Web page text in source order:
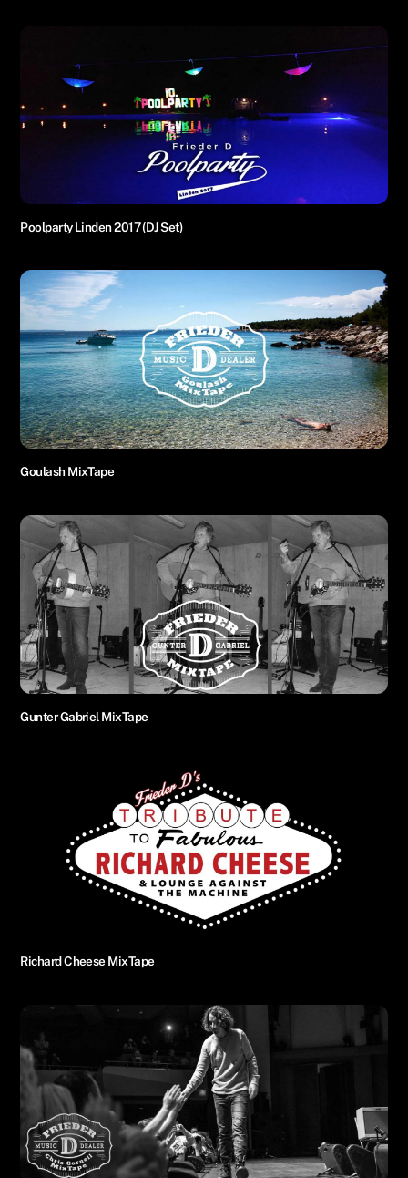
Poolparty Linden 2017 (DJ Set)
Goulash MixTape
Gunter Gabriel MixTape
Richard Cheese MixTape